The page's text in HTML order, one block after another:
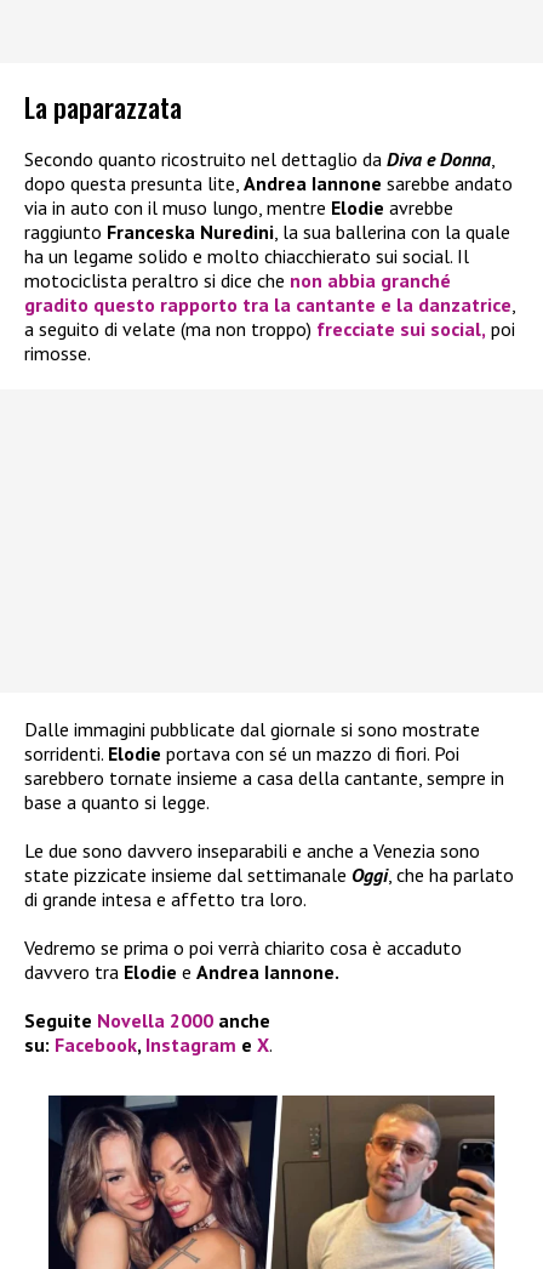
La paparazzata
Secondo quanto ricostruito nel dettaglio da Diva e Donna
dopo questa presunta lite, Andrea Iannone sarebbe andato
via in auto con il muso lungo, mentre Elodie avrebbe
raggiunto Franceska Nuredini , la sua ballerina con la quale
ha un legame solido e molto chiacchierato sui social. Il
motociclista peraltro si dice che non abbia granché
gradito questo rapporto tra la cantante e la danzatrice
a seguito di velate (ma non troppo) frecciate sui social, poi
rimosse.
Dalle immagini pubblicate dal giornale si sono mostrate
sorridenti. Elodie portava con sé un mazzo di fiori. Poi
sarebbero tornate insieme a casa della cantante, sempre in
base a quanto si legge.
Le due sono davvero inseparabili e anche a Venezia sono
state pizzicate insieme dal settimanale Oggi, che ha parlato
di grande intesa e affetto tra loro.
Vedremo se prima o poi verrà chiarito cosa è accaduto
davvero tra Elodie e Andrea Iannone.
Seguite Novella 2000 anche
su: Facebook, Instagram e X.